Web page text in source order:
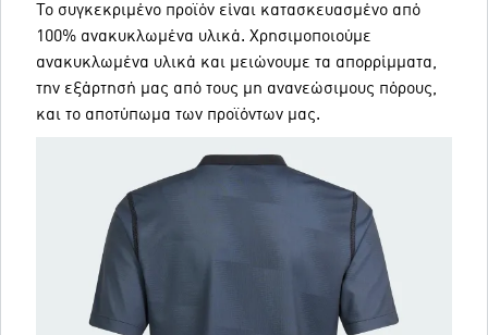
Το συγκεκριμένο προϊόν είναι κατασκευασμένο από
100% ανακυκλωμένα υλικά. Χρησιμοποιούμε
ανακυκλωμένα υλικά και μειώνουμε τα απορρίμματα,
την εξάρτησή μας από τους μη ανανεώσιμους πόρους,
και το αποτύπωμα των προϊόντων μας.